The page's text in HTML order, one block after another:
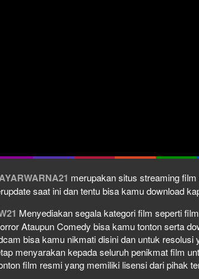
merupakan situs streaming
saat ini dan tentu bisa kamu download
Menyediakan segala kategori film seperti
Ataupun Comedy bisa kamu tonton serta
bisa kamu nikmati disini dan untuk
menyarakan kepada seluruh penikmat film
film resmi yang memiliki lisensi dari pihak